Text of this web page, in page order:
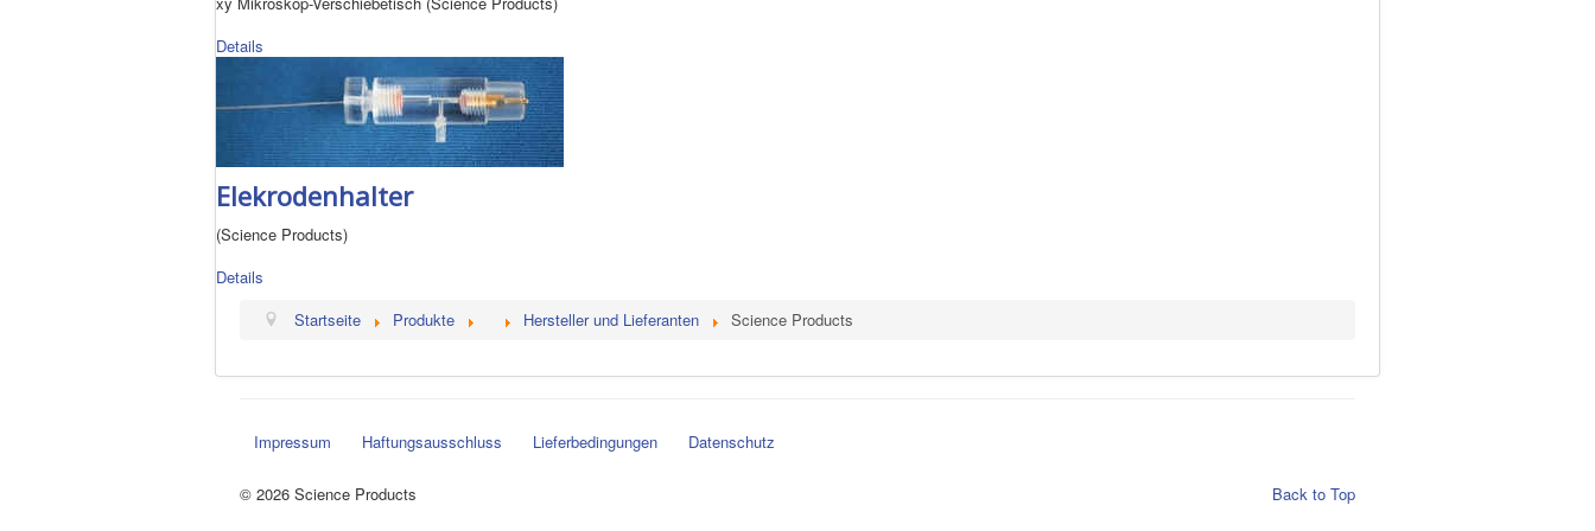
Details
Elekrodenhalter
(Science Products)
Details
Startseite
Produkte Hersteller und Lieferanten Science Products
Impressum Haftungsausschluss Lieferbedingungen Datenschutz
Back to Top
© 2026 Science Products